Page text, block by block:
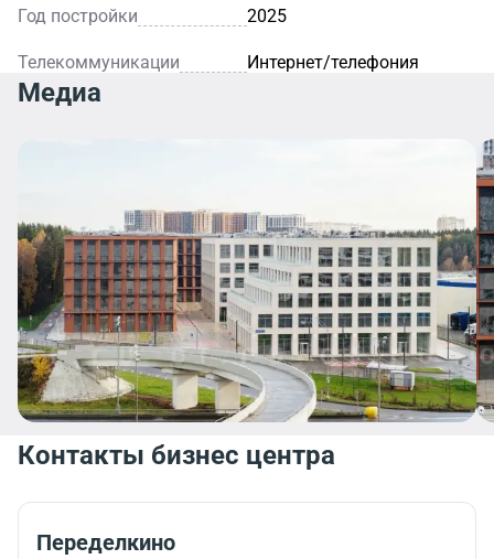
Год постройки 2025
Телекоммуникации Интернет/телефония
Медиа
Контакты бизнес центра
Переделкино